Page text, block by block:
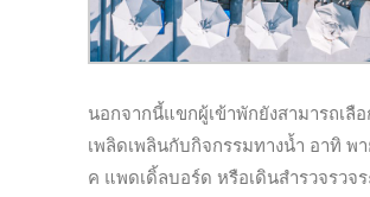
นอกจากนี้แขกผู้เข้าพักยังสามารถเลือ
เพลิดเพลินกับกิจกรรมทางน้ำ อาทิ พา
ค แพดเดิ้ลบอร์ด หรือเดินสำรวจรวจ